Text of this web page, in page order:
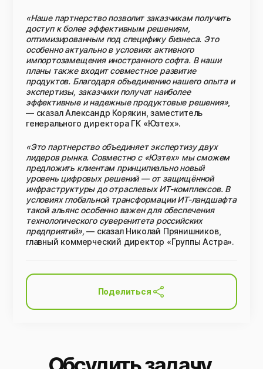
«Наше партнерство позволит заказчикам получить
доступ к более эффективным решениям,
оптимизированным под специфику бизнеса. Это
особенно актуально в условиях активного
импортозамещения иностранного софта. В наши
планы также входит совместное развитие
продуктов. Благодаря объединению нашего опыта и
экспертизы, заказчики получат наиболее
эффективные и надежные продуктовые решения»,
— сказал Александр Корякин, заместитель
генерального директора ГК «Юзтех».
«Это партнерство объединяет экспертизу двух
лидеров рынка. Совместно с «Юзтех» мы сможем
предложить клиентам принципиально новый
уровень цифровых решений — от защищённой
инфраструктуры до отраслевых ИТ-комплексов. В
условиях глобальной трансформации ИТ-ландшафта
такой альянс особенно важен для обеспечения
технологического суверенитета российских
предприятий», — сказал Николай Прянишников,
главный коммерческий директор «Группы Астра».
Поделиться